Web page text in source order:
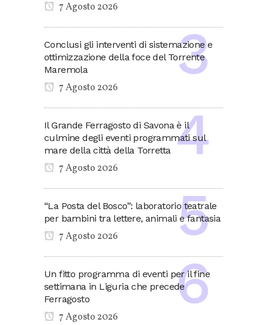
7 Agosto 2026
Conclusi gli interventi di sistemazione e
ottimizzazione della foce del Torrente
Maremola
7 Agosto 2026
Il Grande Ferragosto di Savona è il
culmine degli eventi programmati sul
mare della città della Torretta
7 Agosto 2026
“La Posta del Bosco”: laboratorio teatrale
per bambini tra lettere, animali e fantasia
7 Agosto 2026
Un fitto programma di eventi per il fine
settimana in Liguria che precede
Ferragosto
7 Agosto 2026